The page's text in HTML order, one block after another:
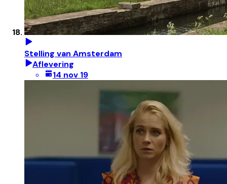
Stelling van Amsterdam
Aflevering
14 nov 19